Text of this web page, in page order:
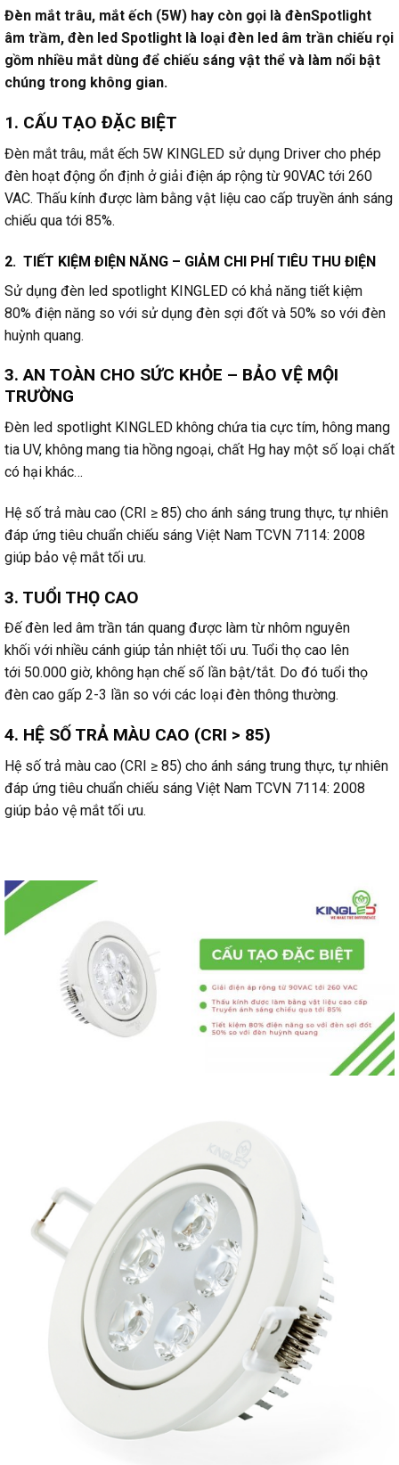
Đèn mắt trâu, mắt ếch (5W) hay còn gọi là đènSpotlight
âm trầm, đèn led Spotlight là loại đèn led âm trần chiếu rọi
gồm nhiều mắt dùng để chiếu sáng vật thể và làm nổi bật
chúng trong không gian.
1. CẤU TẠO ĐẶC BIỆT
Đèn mắt trâu, mắt ếch 5W KINGLED sử dụng Driver cho phép
đèn hoạt động ổn định ở giải điện áp rộng từ 90VAC tới 260
VAC. Thấu kính được làm bằng vật liệu cao cấp truyền ánh sáng
chiếu qua tới 85%.
2. TIẾT KIỆM ĐIỆN NĂNG – GIẢM CHI PHÍ TIÊU THU ĐIỆN
Sử dụng đèn led spotlight KINGLED có khả năng tiết kiệm
80% điện năng so với sử dụng đèn sợi đốt và 50% so với đèn
huỳnh quang.
3. AN TOÀN CHO SỨC KHỎE – BẢO VỆ MỘI
TRƯỜNG
Đèn led spotlight KINGLED không chứa tia cực tím, hông mang
tia UV, không mang tia hồng ngoại, chất Hg hay một số loại chất
có hại khác…
Hệ số trả màu cao (CRI ≥ 85) cho ánh sáng trung thực, tự nhiên
đáp ứng tiêu chuẩn chiếu sáng Việt Nam TCVN 7114: 2008
giúp bảo vệ mắt tối ưu.
3. TUỔI THỌ CAO
Đế đèn led âm trần tán quang được làm từ nhôm nguyên
khối với nhiều cánh giúp tản nhiệt tối ưu. Tuổi thọ cao lên
tới 50.000 giờ, không hạn chế số lần bật/tắt. Do đó tuổi thọ
đèn cao gấp 2-3 lần so với các loại đèn thông thường.
4. HỆ SỐ TRẢ MÀU CAO (CRI > 85)
Hệ số trả màu cao (CRI ≥ 85) cho ánh sáng trung thực, tự nhiên
đáp ứng tiêu chuẩn chiếu sáng Việt Nam TCVN 7114: 2008
giúp bảo vệ mắt tối ưu.